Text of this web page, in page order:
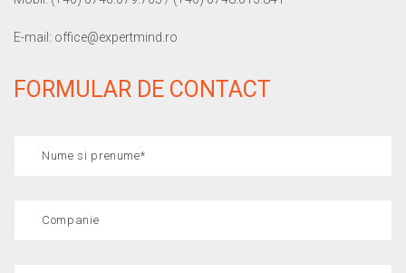
E-mail: office@expertmind.ro
FORMULAR DE CONTACT